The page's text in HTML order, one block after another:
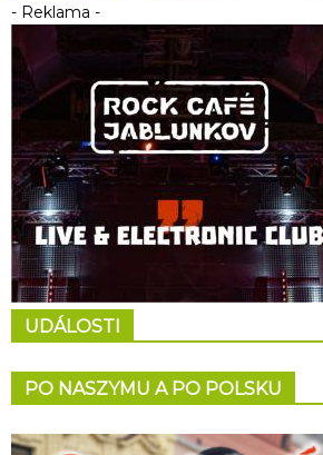
- Reklama -
UDÁLOSTI
PO NASZYMU A PO POLSKU